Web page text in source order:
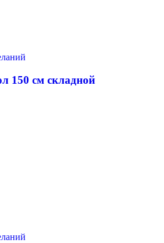
150 см складной